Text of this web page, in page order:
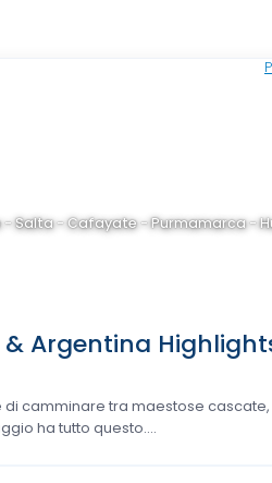
- Salta - Cafayate - Purmamarca -
& Argentina
di camminare tra maestose
ha tutto questo....